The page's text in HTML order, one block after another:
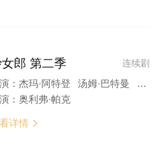
连续剧
郎 第二季
： 杰玛·阿特登 汤姆·巴特曼 马修·比尔德 埃利斯戴尔·皮特里 阿舍尔·阿里
： 奥利弗·帕克
详情 